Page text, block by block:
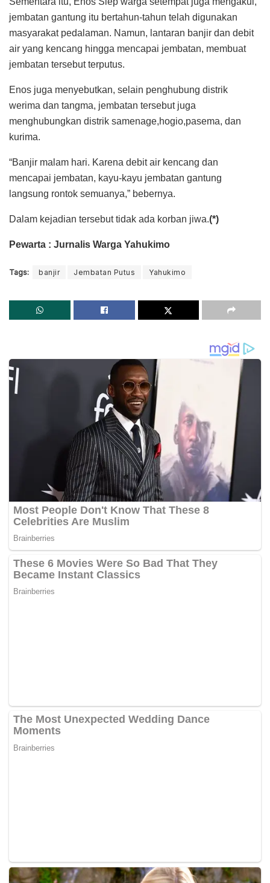
jembatan gantung itu bertahun-tahun telah digunakan
masyarakat pedalaman. Namun, lantaran banjir dan debit
air yang kencang hingga mencapai jembatan, membuat
jembatan tersebut terputus.
Enos juga menyebutkan, selain penghubung distrik
werima dan tangma, jembatan tersebut juga
menghubungkan distrik samenage,hogio,pasema, dan
kurima.
“Banjir malam hari. Karena debit air kencang dan
mencapai jembatan, kayu-kayu jembatan gantung
langsung rontok semuanya,” bebernya.
Dalam kejadian tersebut tidak ada korban jiwa.(*)
Pewarta : Jurnalis Warga Yahukimo
Tags: banjir Jembatan Putus Yahukimo